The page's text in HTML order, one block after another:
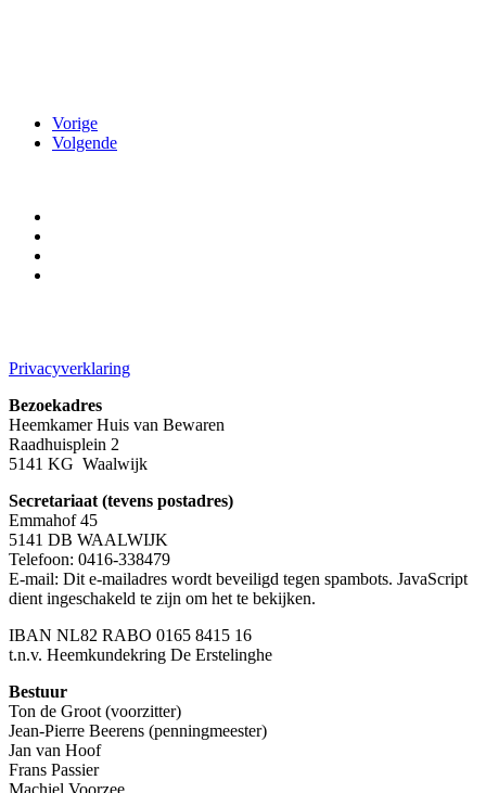
Vorige
Volgende
Privacyverklaring
Bezoekadres
Heemkamer Huis van Bewaren
Raadhuisplein 2
5141 KG Waalwijk
Secretariaat (tevens postadres)
Emmahof 45
5141 DB WAALWIJK
Telefoon: 0416-338479
E-mail: Dit e-mailadres wordt beveiligd tegen spambots. JavaScript
dient ingeschakeld te zijn om het te bekijken.
IBAN NL82 RABO 0165 8415 16
t.n.v. Heemkundekring De Erstelinghe
Bestuur
Ton de Groot (voorzitter)
Jean-Pierre Beerens (penningmeester)
Jan van Hoof
Frans Passier
Machiel Voorzee